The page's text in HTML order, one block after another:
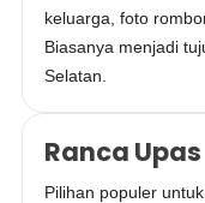
keluarga, foto
Biasanya menjadi
Selatan.
Ranca Upas
Pilihan populer